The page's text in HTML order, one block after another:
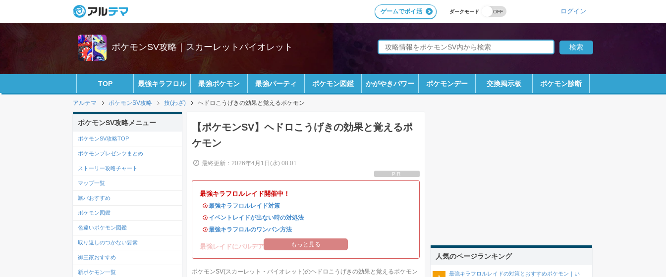
ダークモード
ゲームでポイ活 ログイン
ポケモンSV攻略｜スカーレットバイオレット
TOP 最強キラフロル 最強ポケモン 最強パーティ ポケモン図鑑 かがやきパワー ポケモンデー 交換掲示板 ポケモン診断
アルテマ ポケモンSV攻略 技(わざ) ヘドロこうげきの効果と覚えるポケモン
【ポケモンSV】ヘドロこうげきの効果と覚えるポ
ケモン
最終更新：2026年4月1日(水) 08:01
PR
最強キラフロルレイド開催中！
・最強キラフロルレイド対策
・ イベントレイドが出ない時の対処法
・最強キラフロルのワンパン方法
最強レイドにパルデアの強力なポケモンが登場！
もっと見る
ポケモンSV(スカーレット・バイオレット)のヘドロこうげきの効果と覚えるポケモン
ポケモンSV攻略メニュー
ポケモンSV攻略TOP
ポケモンプレゼンツまとめ
ストーリー攻略チャート
マップ一覧
旅パおすすめ
ポケモン図鑑
色違いポケモン図鑑
取り返しのつかない要素
御三家おすすめ
新ポケモン一覧
人気のページランキング
最強キラフロルレイドの対策とおすすめポケモン｜い